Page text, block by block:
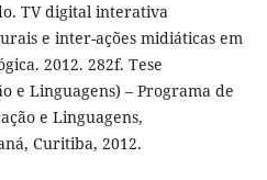
TV digital interativa
e inter-ações midiáticas em
2012. 282f. Tese
e Linguagens) – Programa de
e Linguagens,
Curitiba, 2012.